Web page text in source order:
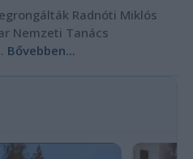
Radnóti Miklós
Nemzeti Tanács
Bővebben...